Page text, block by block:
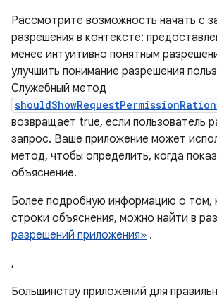
Рассмотрите возможность начать с
разрешения в контексте:
менее интуитивно понятным
улучшить понимание разрешения
Служебный метод
возвращает true, если пользователь
запрос. Ваше приложение может
метод, чтобы определить, когда
объяснение.
Более подробную информацию о том,
строки объяснения, можно найти в
разрешений приложения» .
,
Большинству приложений для